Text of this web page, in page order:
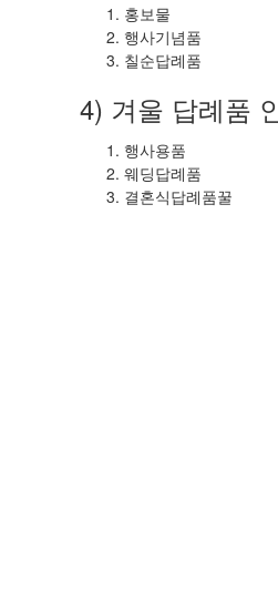
홍보물
행사기념품
칠순답례품
4) 겨울 답례품
행사용품
웨딩답례품
결혼식답례품꿀